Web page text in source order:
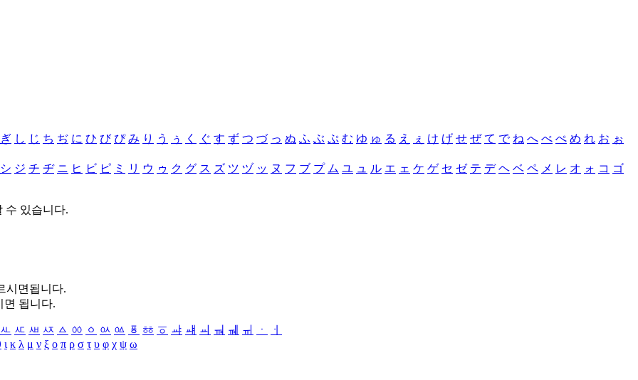
ぎ し じ ち ぢ に ひ び ぴ み り う ぅ く ぐ す ず つ づ っ ぬ ふ ぶ ぷ む ゆ ゅ る え ぇ け げ せ ぜ て で ね へ べ ぺ め れ お ぉ
シ ジ チ ヂ ニ ヒ ビ ピ ミ リ ウ ゥ ク グ ス ズ ツ ヅ ッ ヌ フ ブ プ ム ユ ュ ル エ ェ ケ ゲ セ ゼ テ デ ヘ ベ ペ メ レ オ ォ コ ゴ
수 있습니다.
시면됩니다.
면 됩니다.
ㅻ ㅼ ㅽ ㅾ ㅿ ㆀ ㆁ ㆂ ㆃ ㆄ ㆅ ㆆ ㆇ ㆈ ㆉ ㆊ ㆋ ㆌ ㆍ
ㆎ
ι κ λ μ ν ξ ο π ρ σ τ υ φ χ ψ ω